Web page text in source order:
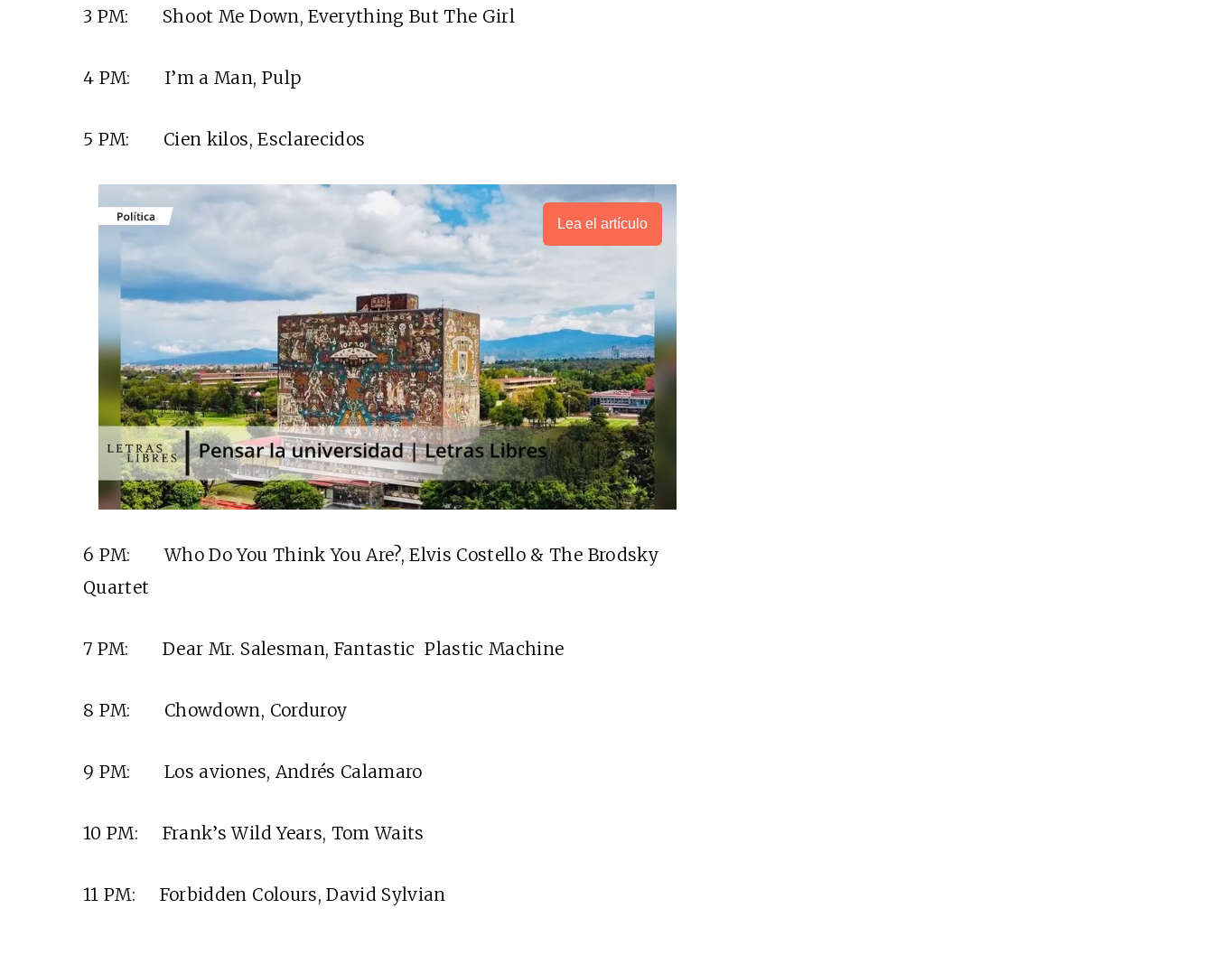
3 PM: Shoot Me Down, Everything But The Girl
4 PM: I’m a Man, Pulp
5 PM: Cien kilos, Esclarecidos
Lea el artículo
6 PM: Who Do You Think You Are?, Elvis Costello & The Brodsky
Quartet
7 PM: Dear Mr. Salesman, Fantastic Plastic Machine
8 PM: Chowdown, Corduroy
9 PM: Los aviones, Andrés Calamaro
10 PM: Frank’s Wild Years, Tom Waits
11 PM: Forbidden Colours, David Sylvian